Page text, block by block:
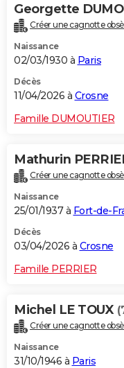
Georgette
Créer une cagnotte
Naissance
02/03/1930 à Paris
Décès
11/04/2026 à Crosne
Famille DUMOUTIER
Mathurin
Créer une cagnotte
Naissance
25/01/1937 à Fort-de-
Décès
03/04/2026 à Crosne
Famille PERRIER
Michel LE TOUX
Créer une cagnotte
Naissance
31/10/1946 à Paris